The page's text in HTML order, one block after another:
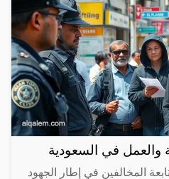
والعمل في السعودية
المخالفين في إطار الجهود